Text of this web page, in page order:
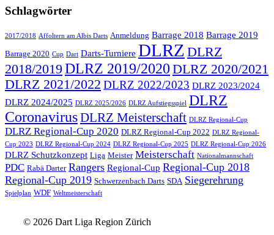
Schlagwörter
2017/2018 Affoltern am Albis Darts Anmeldung Barrage 2018 Barrage 2019
Barrage 2020 Cup Dart Darts-Turniere DLRZ DLRZ
2018/2019 DLRZ 2019/2020 DLRZ 2020/2021
DLRZ 2021/2022 DLRZ 2022/2023 DLRZ 2023/2024
DLRZ 2024/2025 DLRZ 2025/2026 DLRZ Aufstiegsspiel DLRZ
CoronavirusDLRZ Meisterschaft DLRZ Regional-Cup
DLRZ Regional-Cup 2020 DLRZ Regional-Cup 2022 DLRZ Regional-
Cup 2023 DLRZ Regional-Cup 2024 DLRZ Regional-Cup 2025 DLRZ Regional-Cup 2026
DLRZ Schutzkonzept Liga Meister Meisterschaft Nationalmannschaft
PDC Rabä Darter Rangers Regional-Cup Regional-Cup 2018
Regional-Cup 2019 Schwerzenbach Darts SDA Siegerehrung
Spielplan WDF Weltmeisterschaft
© 2026 Dart Liga Region Zürich